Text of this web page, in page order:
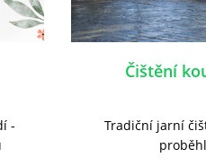
-
Čištění
Tradiční jarní